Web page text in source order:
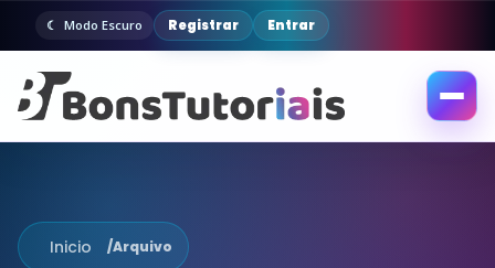
Modo Escuro Registrar Entrar
Abrir
Inicio /Arquivo